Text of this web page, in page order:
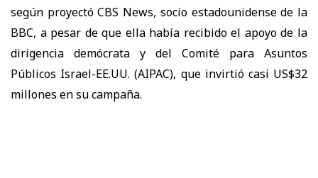
según proyectó CBS News, socio estadounidense de la
BBC, a pesar de que ella había recibido el apoyo de la
dirigencia demócrata y del Comité para Asuntos
Públicos Israel-EE.UU. (AIPAC), que invirtió casi US$32
millones en su campaña.